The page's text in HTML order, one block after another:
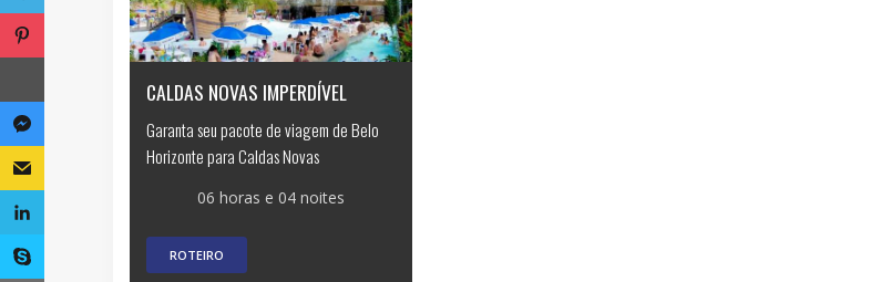
CALDAS NOVAS IMPERDÍVEL
Garanta seu pacote de viagem de Belo
Horizonte para Caldas Novas
06 horas e 04 noites
ROTEIRO